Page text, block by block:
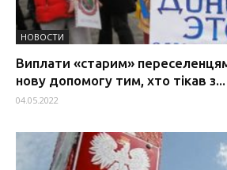
НОВОСТИ
Виплати «старим»
нову допомогу тим, хто тікав з...
04.05.2022